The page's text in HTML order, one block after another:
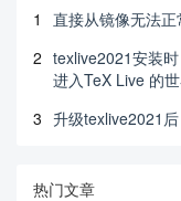
1
直接从镜像无法
2 texlive2021安装
进入TeX Live 的
3 升级texlive2021
热门文章